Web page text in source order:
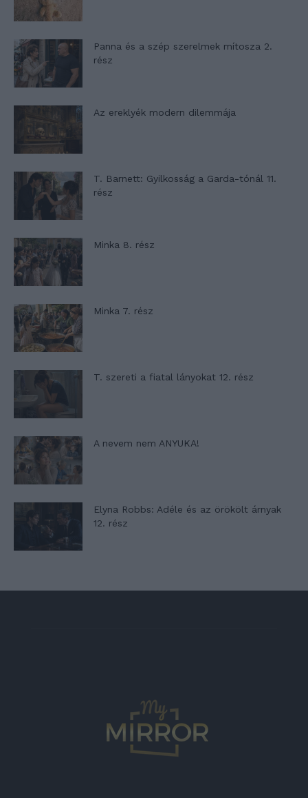
Panna és a szép szerelmek mítosza 2.
rész
Az ereklyék modern dilemmája
T. Barnett: Gyilkosság a Garda-tónál 11.
rész
Minka 8. rész
Minka 7. rész
T. szereti a fiatal lányokat 12. rész
A nevem nem ANYUKA!
Elyna Robbs: Adéle és az örökölt árnyak
12. rész